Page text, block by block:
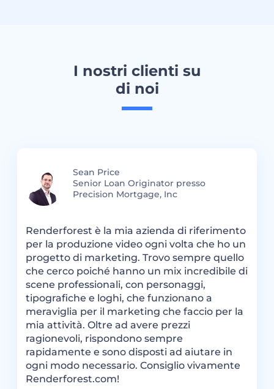
I nostri clienti su
di noi
Sean Price
Senior Loan Originator presso
Precision Mortgage, Inc
Renderforest è la mia azienda di riferimento
per la produzione video ogni volta che ho un
progetto di marketing. Trovo sempre quello
che cerco poiché hanno un mix incredibile di
scene professionali, con personaggi,
tipografiche e loghi, che funzionano a
meraviglia per il marketing che faccio per la
mia attività. Oltre ad avere prezzi
ragionevoli, rispondono sempre
rapidamente e sono disposti ad aiutare in
ogni modo necessario. Consiglio vivamente
Renderforest.com!